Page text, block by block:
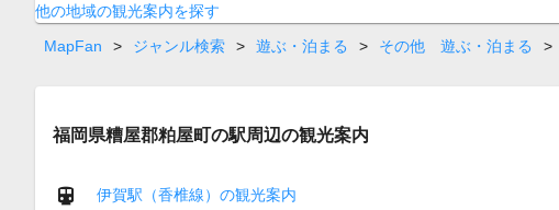
他の地域の観光案内を探す
MapFan
> ジャンル検索 > 遊ぶ・泊まる > その他 遊ぶ・泊まる >
福岡県糟屋郡粕屋町の駅周辺の観光案内
伊賀駅（香椎線）の観光案内